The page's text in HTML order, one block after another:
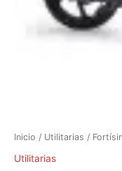
Inicio / Utilitarias /
Utilitarias